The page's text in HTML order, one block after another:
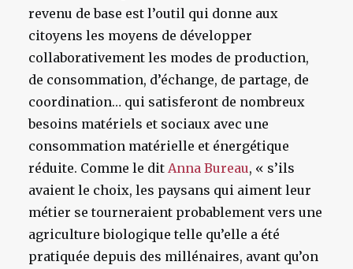
revenu de base est l’outil qui donne aux
citoyens les moyens de développer
collaborativement les modes de production,
de consommation, d’échange, de partage, de
coordination… qui satisferont de nombreux
besoins matériels et sociaux avec une
consommation matérielle et énergétique
réduite. Comme le dit Anna Bureau, « s’ils
avaient le choix, les paysans qui aiment leur
métier se tourneraient probablement vers une
agriculture biologique telle qu’elle a été
pratiquée depuis des millénaires, avant qu’on